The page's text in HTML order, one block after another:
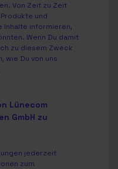
Von Zeit zu Zeit
und
Inhalte informieren,
Wenn Du damit
zu diesem Zweck
wie Du von uns
Lünecom
GmbH zu
jederzeit
zum